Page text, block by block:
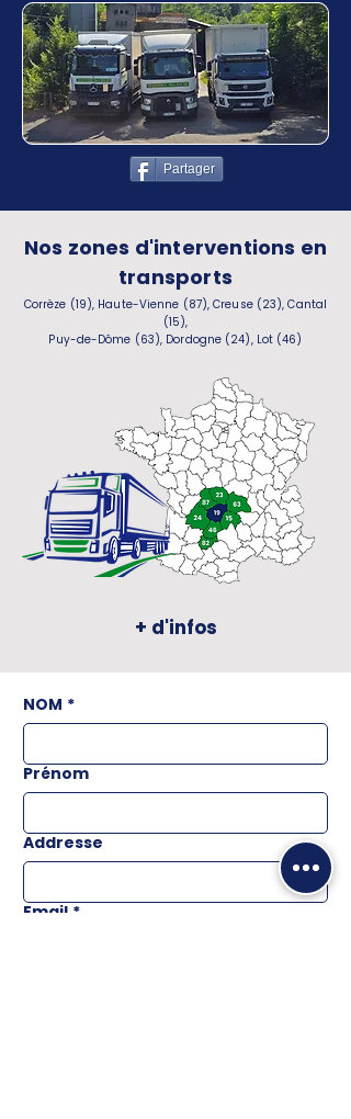
Partager
Nos zones d'interventions en
transports
Corrèze (19), Haute-Vienne (87), Creuse (23), Cantal
(15),
Puy-de-Dôme (63), Dordogne (24), Lot (46)
+ d'infos
NOM *
Prénom
Addresse
Email *